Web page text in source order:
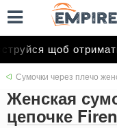
щоб отримати
Сумочки через плечо
Женская
цепочке